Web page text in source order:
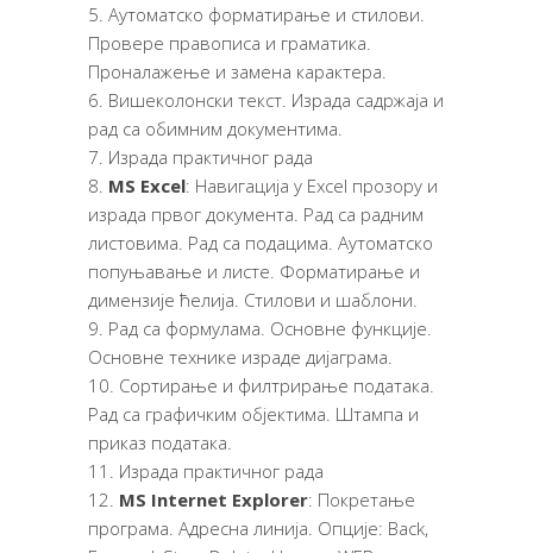
Аутоматско форматирање и стилови.
Провере правописа и граматика.
Проналажење и замена карактера.
Вишеколонски текст. Израда садржаја и
рад са обимним документима.
Израда практичног рада
МS Еxcel: Навигација у Excel прозору и
израда првог документа. Рад са радним
листовима. Рад са подацима. Аутоматско
попуњавање и листе. Форматирање и
димензије ћелија. Стилови и шаблони.
Рад са формулама. Основне функције.
Основне технике израде дијаграма.
Сортирање и филтрирање података.
Рад са графичким објектима. Штампа и
приказ података.
Израда практичног рада
МS Internet Explorer: Покретање
програма. Адресна линија. Опције: Back,